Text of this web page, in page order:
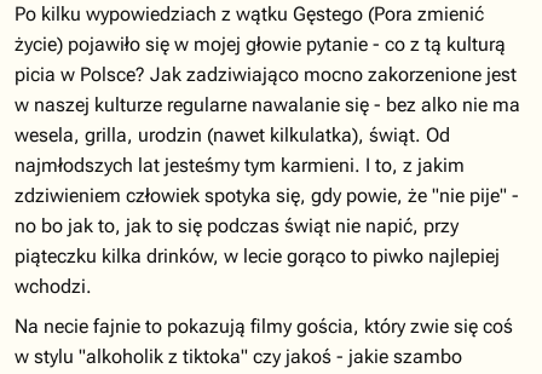
Po kilku wypowiedziach z wątku Gęstego (Pora zmienić
życie) pojawiło się w mojej głowie pytanie - co z tą kulturą
picia w Polsce? Jak zadziwiająco mocno zakorzenione jest
w naszej kulturze regularne nawalanie się - bez alko nie ma
wesela, grilla, urodzin (nawet kilkulatka), świąt. Od
najmłodszych lat jesteśmy tym karmieni. I to, z jakim
zdziwieniem człowiek spotyka się, gdy powie, że "nie pije" -
no bo jak to, jak to się podczas świąt nie napić, przy
piąteczku kilka drinków, w lecie gorąco to piwko najlepiej
wchodzi.
Na necie fajnie to pokazują filmy gościa, który zwie się coś
w stylu "alkoholik z tiktoka" czy jakoś - jakie szambo